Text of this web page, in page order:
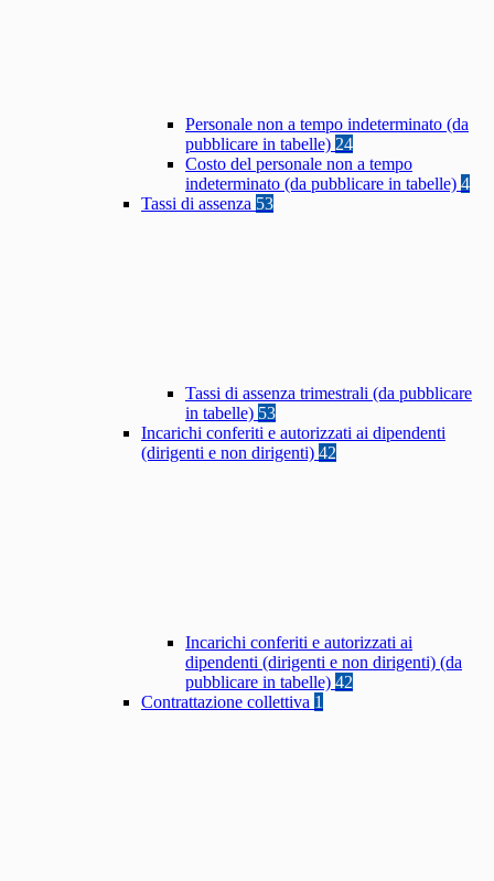
Personale non a tempo indeterminato (da
pubblicare in tabelle) 24
Costo del personale non a tempo
indeterminato (da pubblicare in tabelle) 4
Tassi di assenza 53
Tassi di assenza trimestrali (da pubblicare
in tabelle) 53
Incarichi conferiti e autorizzati ai dipendenti
(dirigenti e non dirigenti) 42
Incarichi conferiti e autorizzati ai
dipendenti (dirigenti e non dirigenti) (da
pubblicare in tabelle) 42
Contrattazione collettiva 1